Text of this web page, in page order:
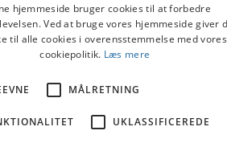
hjemmeside bruger cookies til at forbedre
Ved at bruge vores hjemmeside giver
til alle cookies i overensstemmelse med vores
cookiepolitik. Læs mere
MÅLRETNING
UKLASSIFICEREDE